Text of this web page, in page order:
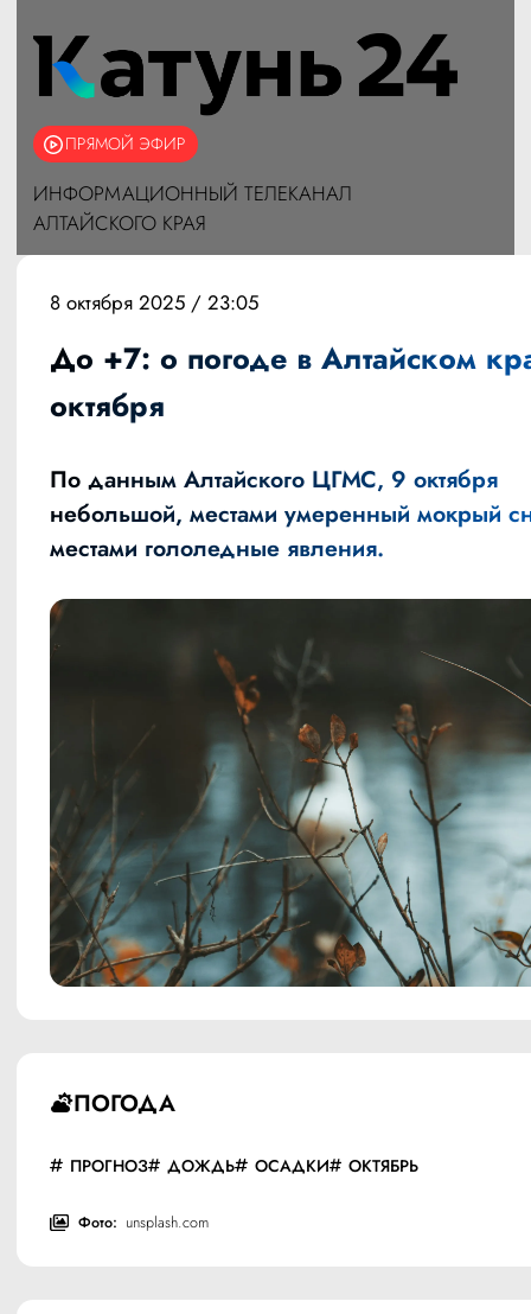
ПРЯМОЙ ЭФИР
ИНФОРМАЦИОННЫЙ ТЕЛЕКАНАЛ
АЛТАЙСКОГО КРАЯ
ПОГОДА
ПРОГНОЗ ДОЖДЬ ОСАДКИ ОКТЯБРЬ
Фото: unsplash.com
8 октября 2025 / 23:05
До +7: о погоде в Алтайском
октября
По данным Алтайского ЦГМС, 9 октября
небольшой, местами умеренный мокрый
местами гололедные явления.